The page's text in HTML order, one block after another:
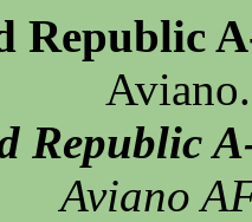
Republic
Republic
Aviano